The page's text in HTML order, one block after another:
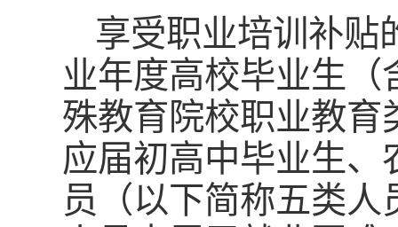
享受职业培训补贴
业年度高校毕业生
殊教育院校职业教育
应届初高中毕业生
员（以下简称五类